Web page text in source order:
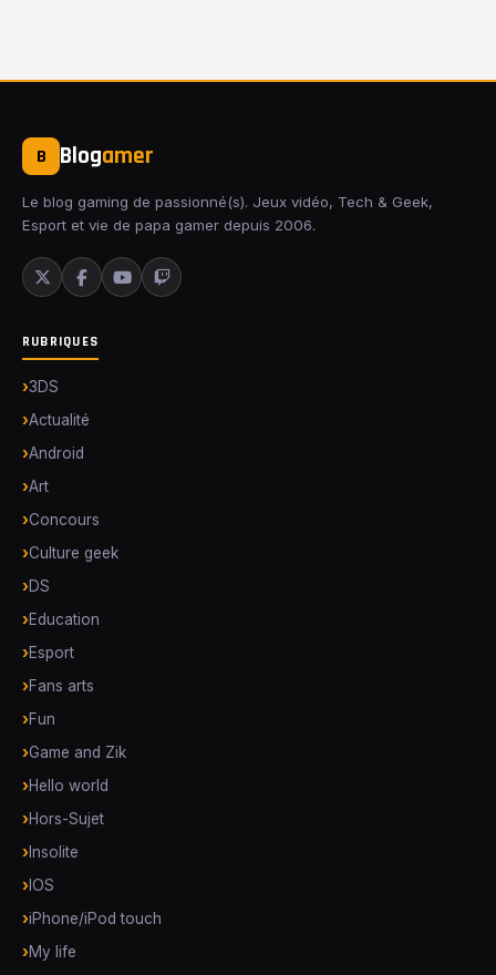
B Blogamer
Le blog gaming de passionné(s). Jeux vidéo, Tech & Geek,
Esport et vie de papa gamer depuis 2006.
RUBRIQUES
3DS
Actualité
Android
Art
Concours
Culture geek
DS
Education
Esport
Fans arts
Fun
Game and Zik
Hello world
Hors-Sujet
Insolite
IOS
iPhone/iPod touch
My life